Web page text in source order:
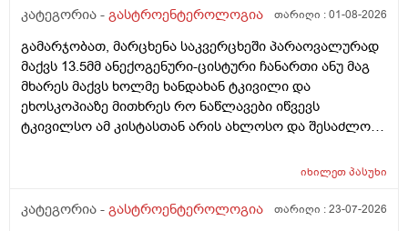
კატეგორია - გასტროენტეროლოგია თარიღი :01-08-2026
გამარჯობათ, მარცხენა საკვერცხეში პარაოვალურად
მაქვს 13.5მმ ანექოგენური-ცისტური ჩანართი ანუ მაგ
მხარეს მაქვს ხოლმე ხანდახან ტკივილი და
ეხოსკოპიაზე მითხრეს რო ნაწლავები იწვევს
ტკივილსო ამ კისტასთან არის ახლოსო და შესაძლოა
შებერილობა მაწუხებს მუდმივად და ნამდვილად მაგის
ცოტა შევიმსუბუქო მდგომარეობა ან ვარჯიშით ან
იხილეთპასუხი
კატეგორია - გასტროენტეროლოგია თარიღი :23-07-2026